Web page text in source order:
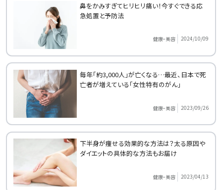
鼻をかみすぎてヒリヒリ痛い！今すぐできる応
急処置と予防法
健康・美容 2024/10/09
毎年「約3,000人」が亡くなる…最近、日本で死
亡者が増えている「女性特有のがん」
健康・美容 2023/09/26
下半身が痩せる効果的な方法は？太る原因や
ダイエットの具体的な方法もお届け
健康・美容 2023/04/13